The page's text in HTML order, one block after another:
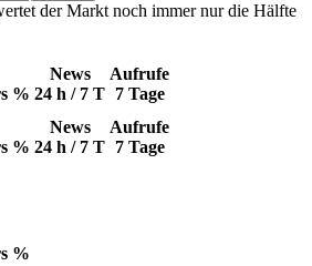
der Markt noch immer nur die Hälfte
%
News
24 h / 7 T
Aufrufe
7 Tage
%
News
24 h / 7 T
Aufrufe
7 Tage
%